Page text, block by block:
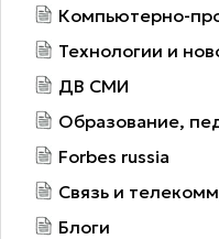
Компьютерно-
Технологии и
ДВ СМИ
Образование,
Forbes russia
Связь и
Блоги